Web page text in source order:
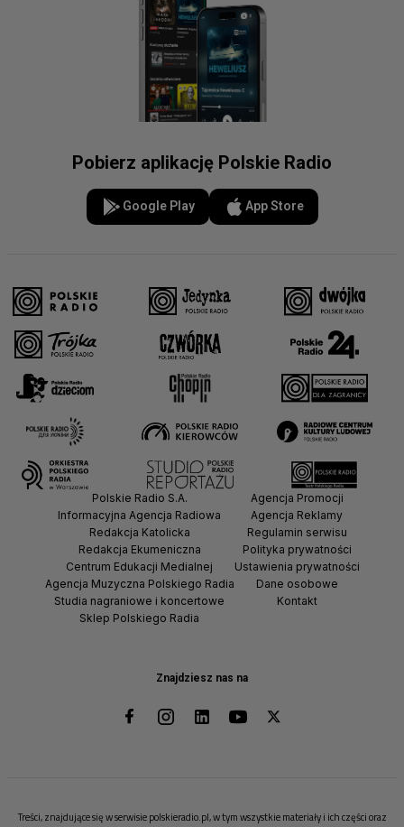
Pobierz aplikację Polskie Radio
Google Play App Store
Znajdziesz nas na
Polskie Radio S.A.
Informacyjna Agencja Radiowa
Redakcja Katolicka
Redakcja Ekumeniczna
Centrum Edukacji Medialnej
Agencja Muzyczna Polskiego Radia
Studia nagraniowe i koncertowe
Sklep Polskiego Radia
Agencja Promocji
Agencja Reklamy
Regulamin serwisu
Polityka prywatności
Ustawienia prywatności
Dane osobowe
Kontakt
Treści, znajdujące się w serwisie polskieradio.pl, w tym wszystkie materiały i ich części oraz